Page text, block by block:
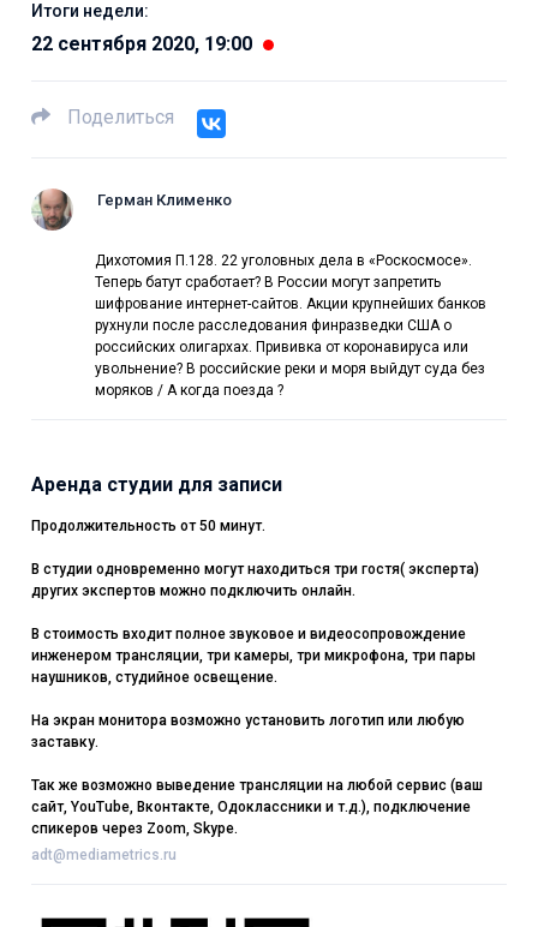
Итоги недели:
22 сентября 2020, 19:00
Поделиться
Герман Клименко
Дихотомия П.128. 22 уголовных дела в «Роскосмосе».
Теперь батут сработает? В России могут запретить
шифрование интернет-сайтов. Акции крупнейших банков
рухнули после расследования финразведки США о
российских олигархах. Прививка от коронавируса или
увольнение? В российские реки и моря выйдут суда без
моряков / А когда поезда ?
Аренда студии для записи
Продолжительность от 50 минут.
В студии одновременно могут находиться три гостя( эксперта)
других экспертов можно подключить онлайн.
В стоимость входит полное звуковое и видеосопровождение
инженером трансляции, три камеры, три микрофона, три пары
наушников, студийное освещение.
На экран монитора возможно установить логотип или любую
заставку.
Так же возможно выведение трансляции на любой сервис (ваш
сайт, YouTube, Вконтакте, Одоклассники и т.д.), подключение
спикеров через Zoom, Skype.
adt@mediametrics.ru